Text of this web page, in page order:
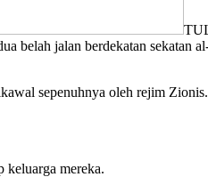
belah jalan berdekatan sekatan
sepenuhnya oleh rejim
keluarga mereka.